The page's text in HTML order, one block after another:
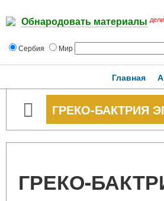
Обнародовать материалы
Сербия Мир
Главная
ГРЕКО-БАКТРИЯ
ГРЕКО-